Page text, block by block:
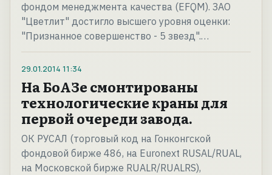
фондом менеджмента качества (EFQM). ЗАО
"Цветлит" достигло высшего уровня оценки:
"Признанное совершенство - 5 звезд".…
29.01.2014 11:34
На БоАЗе смонтированы
технологические краны для
первой очереди завода.
ОК РУСАЛ (торговый код на Гонконгской
фондовой бирже 486, на Euronext RUSAL/RUAL,
на Московской бирже RUALR/RUALRS),